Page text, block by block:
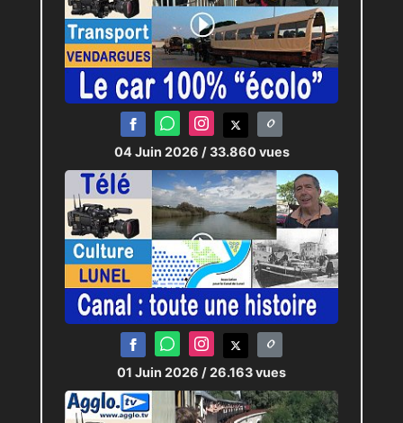
04 Juin 2026 / 33.860 vues
01 Juin 2026 / 26.163 vues